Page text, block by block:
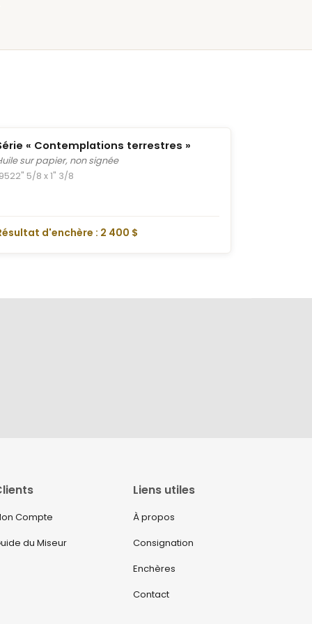
« Contemplations terrestres »
sur papier, non signée
2" 5/8 x 1" 3/8
d'enchère : 2 400 $
Compte
du Miseur
Liens utiles
À propos
Consignation
Enchères
Contact